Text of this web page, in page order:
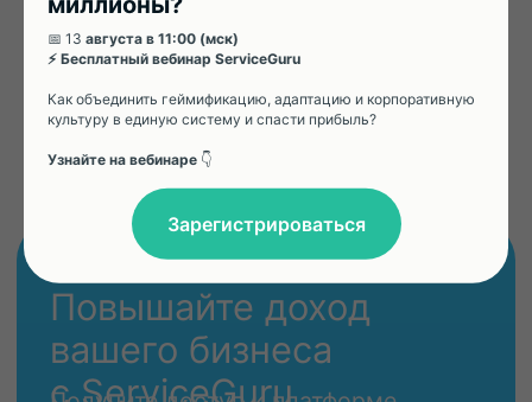
Я даю согласие ООО «CЕPВИС ГУРУ» на
обработку моих персональных данных
для связи и обработки заявки.
Я согласен получать рекламные
материалы по email/телефону от ООО
Оставить заявку
Платформа для обучения и
мотивации сотрудников
📅 13 августа в 11:00 (мск)
⚡ Бесплатный вебинар ServiceGuru
Как объединить геймификацию, адаптацию и корпоративную
культуру в единую систему и спасти прибыль?
Узнайте на вебинаре 👇
Зарегистрироваться